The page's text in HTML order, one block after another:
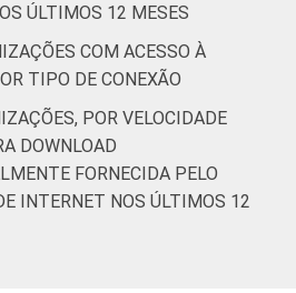
ÚLTIMOS 12 MESES
COM ACESSO À
TIPO DE CONEXÃO
POR VELOCIDADE
DOWNLOAD
FORNECIDA PELO
INTERNET NOS ÚLTIMOS 12